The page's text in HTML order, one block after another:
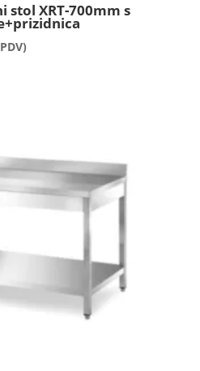
stol XRT-700mm s